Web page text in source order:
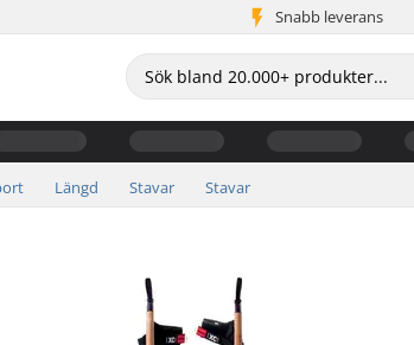
Snabb leverans
Längd Stavar Stavar